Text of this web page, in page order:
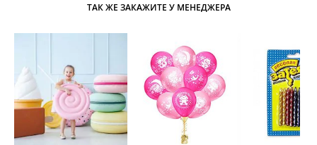
ТАК ЖЕ ЗАКАЖИТЕ У МЕНЕДЖЕРА